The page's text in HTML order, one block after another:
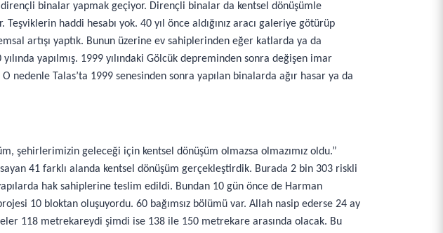
dirençli binalar yapmak geçiyor. Dirençli binalar da kentsel dönüşümle
haddi hesabı yok. 40 yıl önce aldığınız aracı galeriye götürüp
artışı yaptık. Bunun üzerine ev sahiplerinden eğer katlarda ya da
yapılmış. 1999 yılındaki Gölcük depreminden sonra değişen imar
Talas’ta 1999 senesinden sonra yapılan binalarda ağır hasar ya da
şehirlerimizin geleceği için kentsel dönüşüm olmazsa olmazımız oldu.”
41 farklı alanda kentsel dönüşüm gerçekleştirdik. Burada 2 bin 303 riskli
hak sahiplerine teslim edildi. Bundan 10 gün önce de Harman
10 bloktan oluşuyordu. 60 bağımsız bölümü var. Allah nasip ederse 24 ay
118 metrekareydi şimdi ise 138 ile 150 metrekare arasında olacak. Bu